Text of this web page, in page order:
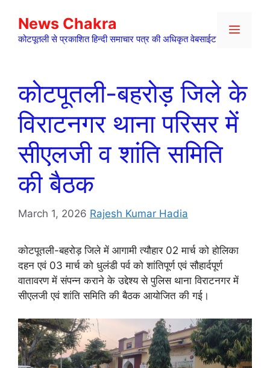
content
News Chakra
कोटपूतली से प्रकाशित हिन्दी समाचार पत्र की अधिकृत वेबसाईट
Menu
कोटपूतली-बहरोड़ जिले के
विराटनगर थाना परिसर में
सीएलजी व शांति समिति
की बैठक
March 1, 2026 Rajesh Kumar Hadia
कोटपूतली-बहरोड़ जिले में आगामी त्यौहार 02 मार्च को होलिका
दहन एवं 03 मार्च को धुलंडी पर्व को शांतिपूर्ण एवं सौहार्दपूर्ण
वातावरण में संपन्न कराने के उद्देश्य से पुलिस थाना विराटनगर में
सीएलजी एवं शांति समिति की बैठक आयोजित की गई।